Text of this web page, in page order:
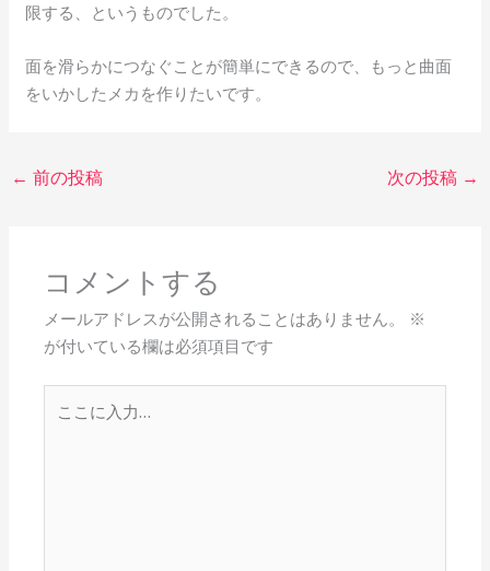
限する、というものでした。
面を滑らかにつなぐことが簡単にできるので、もっと曲面
をいかしたメカを作りたいです。
← 前の投稿 次の投稿 →
コメントする
メールアドレスが公開されることはありません。
※
が付いている欄は必須項目です
こ